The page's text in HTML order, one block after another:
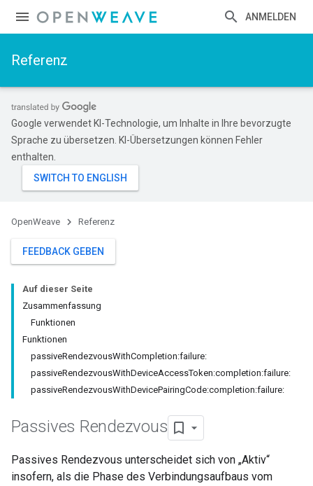
ANMELDEN
Referenz
Google verwendet KI-Technologie, um Inhalte in Ihre bevorzugte
Sprache zu übersetzen. KI-Übersetzungen können Fehler
enthalten.
OpenWeave Referenz
FEEDBACK GEBEN
Auf dieser Seite
Zusammenfassung
Funktionen
Funktionen
passiveRendezvousWithCompletion:failure:
passiveRendezvousWithDeviceAccessToken:completion:failure:
passiveRendezvousWithDevicePairingCode:completion:failure:
Passives Rendezvous
Passives Rendezvous unterscheidet sich von „Aktiv“
insofern, als die Phase des Verbindungsaufbaus vom